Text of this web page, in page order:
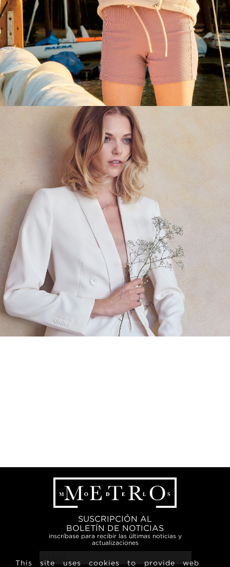
SUSCRIPCIÓN AL
BOLETÍN DE NOTICIAS
inscríbase para recibir las últimas noticias y
actualizaciones
This site uses cookies to provide web